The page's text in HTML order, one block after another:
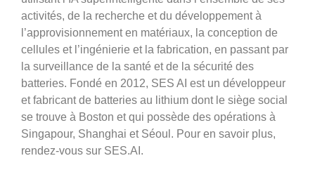
activités, de la recherche et du développement à
l’approvisionnement en matériaux, la conception de
cellules et l’ingénierie et la fabrication, en passant par
la surveillance de la santé et de la sécurité des
batteries. Fondé en 2012, SES AI est un développeur
et fabricant de batteries au lithium dont le siège social
se trouve à Boston et qui possède des opérations à
Singapour, Shanghai et Séoul. Pour en savoir plus,
rendez-vous sur SES.AI.